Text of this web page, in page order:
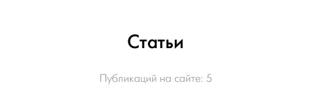
Статьи
Публикаций на сайте: 5